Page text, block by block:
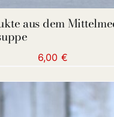
aus dem
6,00 €